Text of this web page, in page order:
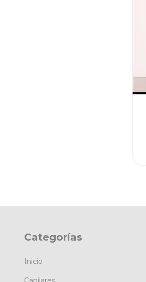
Categorías
Inicio